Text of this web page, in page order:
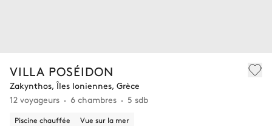
VILLA POSÉIDON
Zakynthos, Îles Ioniennes, Grèce
12 voyageurs
6 chambres 5 sdb
Piscine chauffée Vue sur la mer